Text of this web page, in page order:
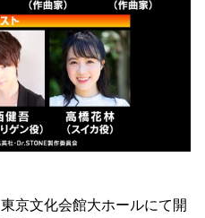
京文化会館大ホールにて開